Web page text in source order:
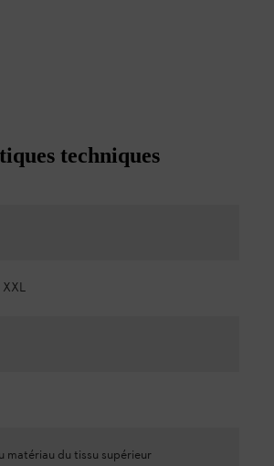
techniques
matériau du tissu supérieur